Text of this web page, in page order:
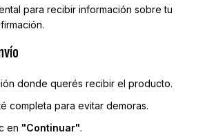
para recibir información sobre tu
donde querés recibir el producto.
completa para evitar demoras.
en "Continuar".